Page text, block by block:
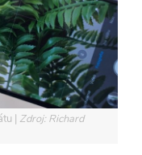
Zdroj: Richard